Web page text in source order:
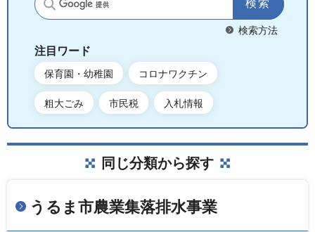
サイト内検索
検索方法
注目ワード
保育園・幼稚園 コロナワクチン
粗大ごみ 市民税 入札情報
同じ分類から探す
うるま市農業集落排水事業